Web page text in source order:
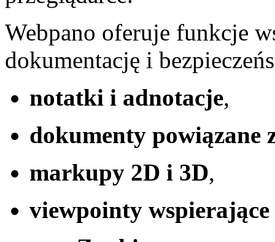
Webpano oferuje funkcje
dokumentację i
notatki i adnotacje,
dokumenty powiązane
markupy 2D i 3D,
viewpointy